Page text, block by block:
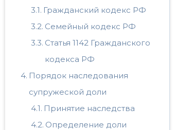
Гражданский кодекс РФ
Семейный кодекс РФ
Статья 1142 Гражданского
кодекса РФ
Порядок наследования
супружеской доли
Принятие наследства
Определение доли